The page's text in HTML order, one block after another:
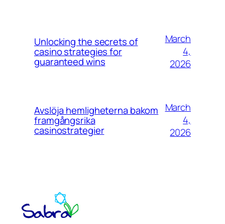
Unlocking the secrets of
casino strategies for
guaranteed wins
March
4,
2026
Avslöja hemligheterna bakom
framgångsrika
casinostrategier
March
4,
2026